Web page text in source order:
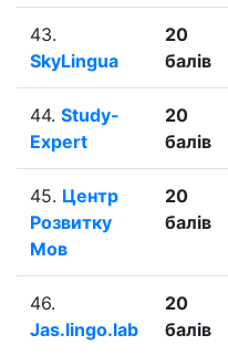
43.
SkyLingua
20
балів
44. Study-
Expert
20
балів
45. Центр
Розвитку
Мов
20
балів
46.
Jas.lingo.lab
20
балів